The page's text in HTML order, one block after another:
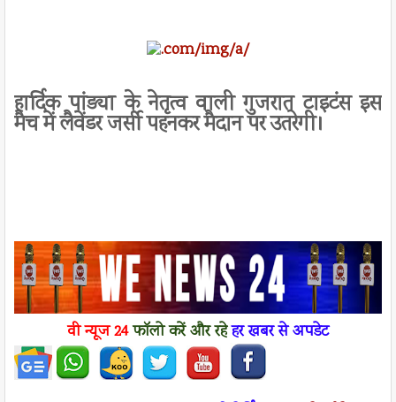
हार्दिक पांड्या के नेतृत्व वाली गुजरात टाइटंस इस
मैच में लैवेंडर जर्सी पहनकर मैदान पर उतरेगी।
वी न्यूज24फॉलो करेंऔर रहेहर खबर से अपडेट